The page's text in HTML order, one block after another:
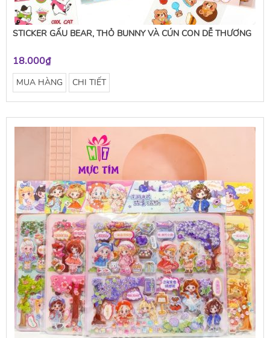
STICKER GẤU BEAR, THỎ BUNNY VÀ CÚN CON DỄ THƯƠNG
18.000₫
MUA HÀNG CHI TIẾT